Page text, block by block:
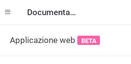
Documentazione
Applicazione web BETA